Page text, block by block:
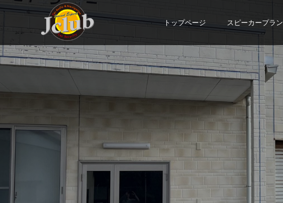
トップページ スピーカープラン